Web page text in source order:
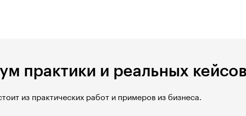
практики и реальных кейсов
из практических работ и примеров из бизнеса.